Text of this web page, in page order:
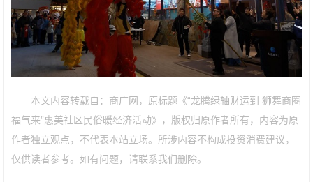
本文内容转载自：商广网，原标题《“龙腾绿轴财运到 狮舞商圈
福气来”惠美社区民俗暖经济活动》，版权归原作者所有，内容为原
作者独立观点，不代表本站立场。所涉内容不构成投资消费建议，
仅供读者参考。如有问题，请联系我们删除。